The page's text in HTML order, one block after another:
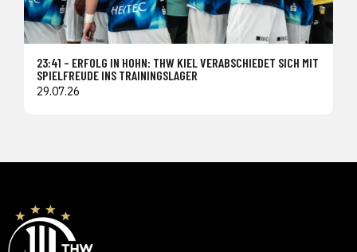
23:41 – ERFOLG IN HOHN: THW KIEL VERABSCHIEDET SICH MIT
SPIELFREUDE INS TRAININGSLAGER
29.07.26